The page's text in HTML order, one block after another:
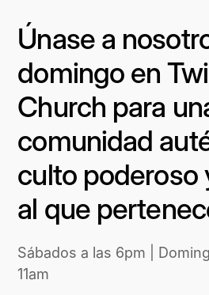
Únase a
domingo en
Church para
comunidad
culto poderoso
al que
Sábados a las 6pm |
11am